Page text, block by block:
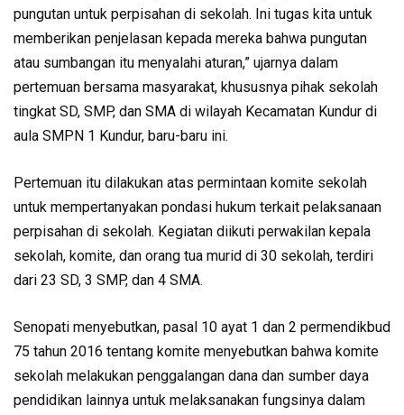
pungutan untuk perpisahan di sekolah. Ini tugas kita untuk
memberikan penjelasan kepada mereka bahwa pungutan
atau sumbangan itu menyalahi aturan,” ujarnya dalam
pertemuan bersama masyarakat, khususnya pihak sekolah
tingkat SD, SMP, dan SMA di wilayah Kecamatan Kundur di
aula SMPN 1 Kundur, baru-baru ini.
Pertemuan itu dilakukan atas permintaan komite sekolah
untuk mempertanyakan pondasi hukum terkait pelaksanaan
perpisahan di sekolah. Kegiatan diikuti perwakilan kepala
sekolah, komite, dan orang tua murid di 30 sekolah, terdiri
dari 23 SD, 3 SMP, dan 4 SMA.
Senopati menyebutkan, pasal 10 ayat 1 dan 2 permendikbud
75 tahun 2016 tentang komite menyebutkan bahwa komite
sekolah melakukan penggalangan dana dan sumber daya
pendidikan lainnya untuk melaksanakan fungsinya dalam